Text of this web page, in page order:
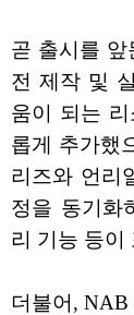
곧 출시를
전 제작 및
움이 되는
롭게 추가했
리즈와 언리
정을 동기화
리 기능 등이
더불어, NAB